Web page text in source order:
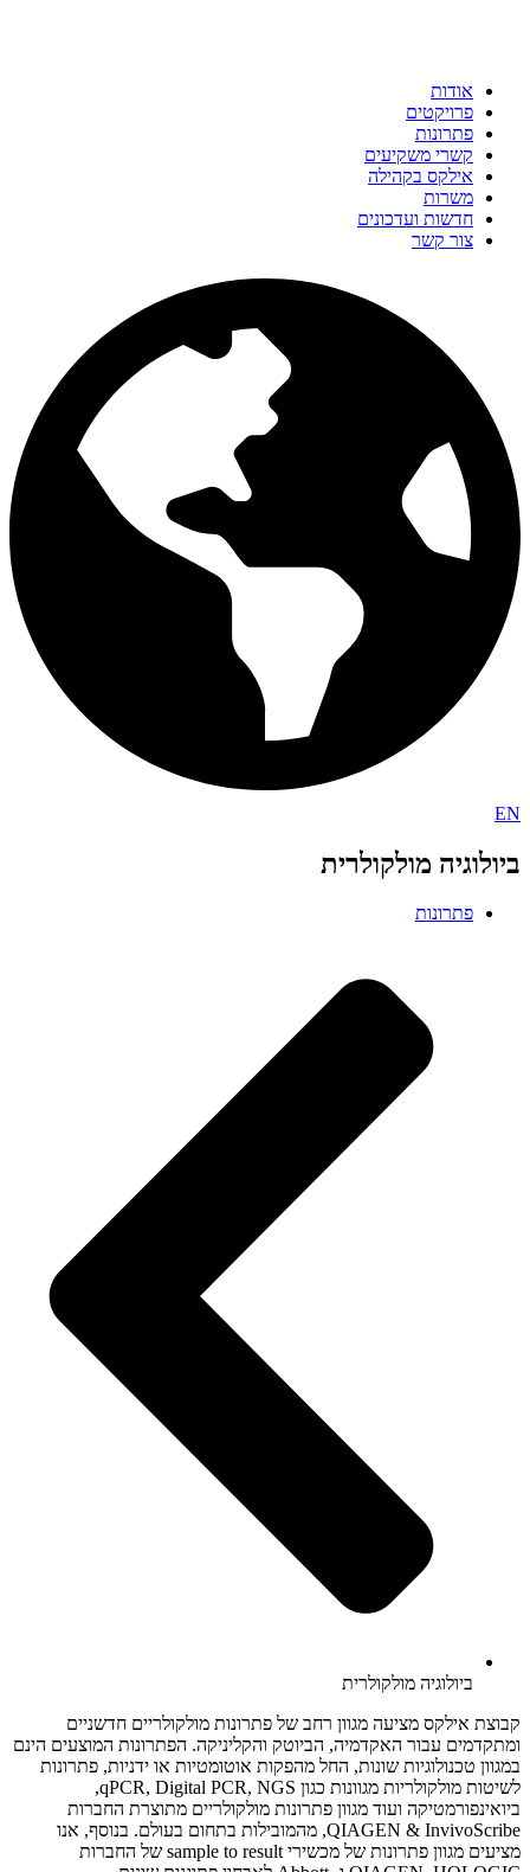
אודות
פרויקטים
פתרונות
קשרי משקיעים
אילקס בקהילה
משרות
חדשות ועדכונים
צור קשר
EN
ביולוגיה מולקולרית
פתרונות
ביולוגיה מולקולרית
קבוצת אילקס מציעה מגוון רחב של פתרונות מולקולריים חדשניים
ומתקדמים עבור האקדמיה, הביוטק והקליניקה. הפתרונות המוצעים הינם
במגוון טכנולוגיות שונות, החל מהפקות אוטומטיות או ידניות, פתרונות
לשיטות מולקולריות מגוונות כגון qPCR, Digital PCR, NGS,
ביואינפורמטיקה ועוד מגוון פתרונות מולקולריים מתוצרת החברות
QIAGEN & InvivoScribe, מהמובילות בתחום בעולם. בנוסף, אנו
מציעים מגוון פתרונות של מכשירי sample to result של החברות